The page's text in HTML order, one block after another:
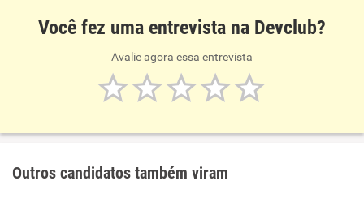
Você fez uma entrevista na Devclub?
Avalie agora essa entrevista
Outros candidatos também viram